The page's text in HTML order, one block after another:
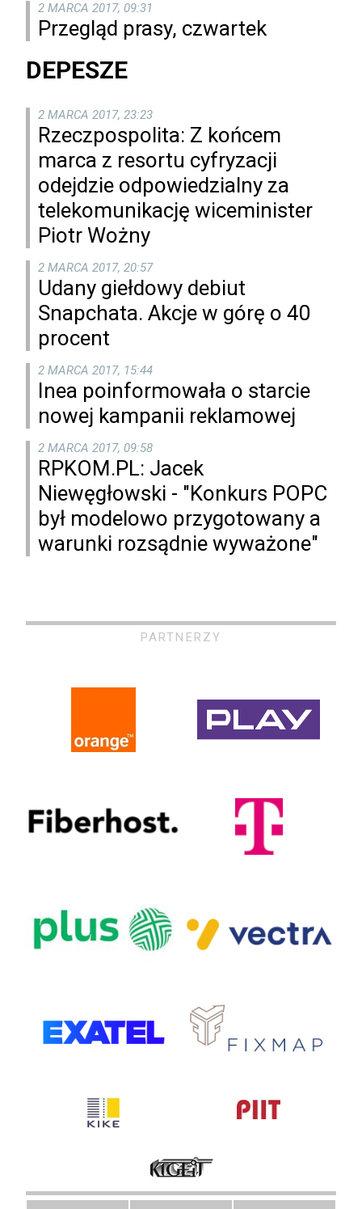
2 MARCA 2017, 09:31
Przegląd prasy, czwartek
DEPESZE
2 MARCA 2017, 23:23
Rzeczpospolita: Z końcem
marca z resortu cyfryzacji
odejdzie odpowiedzialny za
telekomunikację wiceminister
Piotr Wożny
2 MARCA 2017, 20:57
Udany giełdowy debiut
Snapchata. Akcje w górę o 40
procent
2 MARCA 2017, 15:44
Inea poinformowała o starcie
nowej kampanii reklamowej
2 MARCA 2017, 09:58
RPKOM.PL: Jacek
Niewęgłowski - "Konkurs POPC
był modelowo przygotowany a
warunki rozsądnie wyważone"
PARTNERZY